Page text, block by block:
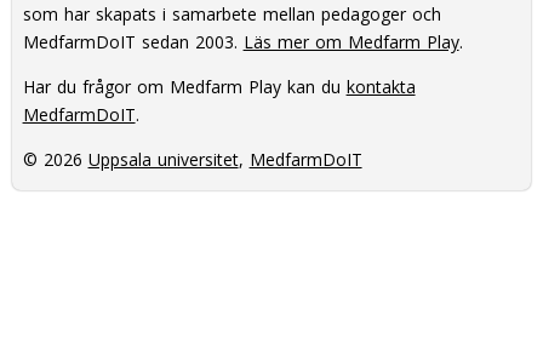
som har skapats i samarbete mellan pedagoger och
MedfarmDoIT sedan 2003. Läs mer om Medfarm Play.
Har du frågor om Medfarm Play kan du kontakta
MedfarmDoIT.
© 2026 Uppsala universitet, MedfarmDoIT